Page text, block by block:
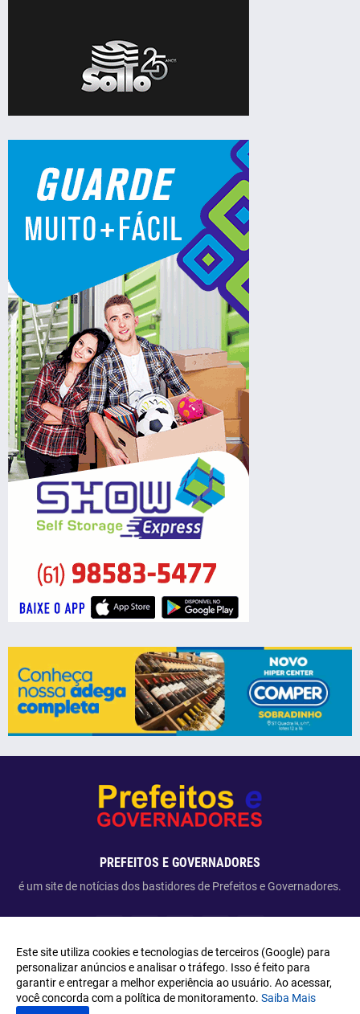
PREFEITOS E GOVERNADORES
é um site de notícias dos bastidores de Prefeitos e Governadores.
Copyright ©2026 Prefeitos e Governadores
Este site utiliza cookies e tecnologias de terceiros (Google) para
personalizar anúncios e analisar o tráfego. Isso é feito para
garantir e entregar a melhor experiência ao usuário. Ao acessar,
você concorda com a política de monitoramento. Saiba Mais